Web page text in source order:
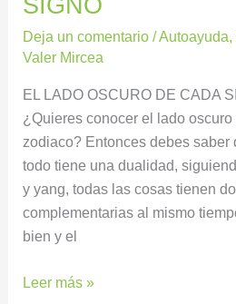
Deja un comentario /Autoayuda,
Valer Mircea
EL LADO OSCURO DE CADA
¿Quieres conocer el lado
zodiaco? Entonces debes saber
todo tiene una dualidad,
y yang, todas las cosas tienen
complementarias al mismo
bien y el
Leer más »